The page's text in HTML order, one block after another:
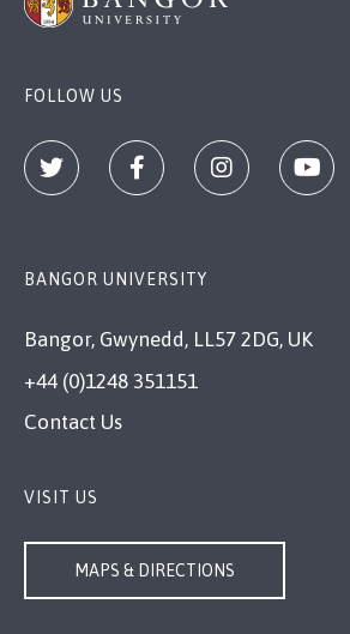
FOLLOW US
BANGOR UNIVERSITY
Bangor, Gwynedd, LL57 2DG, UK
+44 (0)1248 351151
Contact Us
VISIT US
MAPS & DIRECTIONS